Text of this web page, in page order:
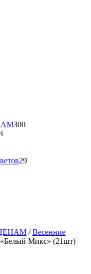
300300
13
2929
/Весенние
«Белый Микс» (21шт)